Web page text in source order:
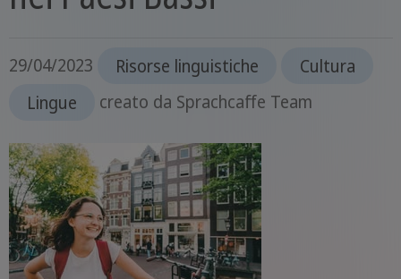
29/04/2023 Risorse linguistiche
Cultura
Lingue
creato da Sprachcaffe Team